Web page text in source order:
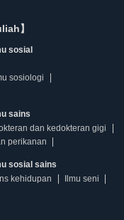
】
sosial
sosiologi
sains
dan kedokteran gigi
perikanan
sosial sains
kehidupan
Ilmu seni